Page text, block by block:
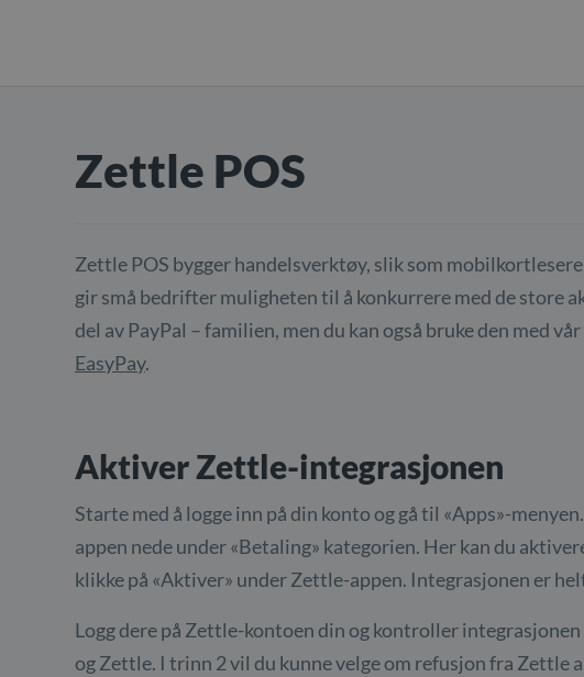
Zettle POS
Zettle POS bygger handelsverktøy, slik som
gir små bedrifter muligheten til å konkurrere med de store
del av PayPal – familien, men du kan også bruke den med
EasyPay.
Aktiver Zettle-integrasjonen
Starte med å logge inn på din konto og gå til «Apps»-
appen nede under «Betaling» kategorien. Her kan du
klikke på «Aktiver» under Zettle-appen. Integrasjonen er
Logg dere på Zettle-kontoen din og kontroller
og Zettle. I trinn 2 vil du kunne velge om refusjon fra Zettle